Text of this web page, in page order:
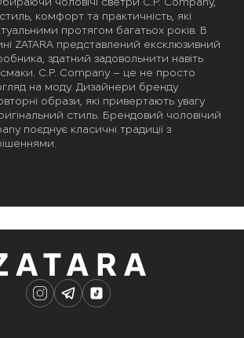
чоловічі светри C.P. Company,
комфорт та практичність, які
протягом багатьох років. В
ZATARA представлений ексклюзивний
здатний задовольнити навіть
смаки. C.P. Company – це не просто
на моду. Дизайнери бренду
образи, які привертають увагу
стиль. Брендовий чоловічий
поєднує класичні традиції з